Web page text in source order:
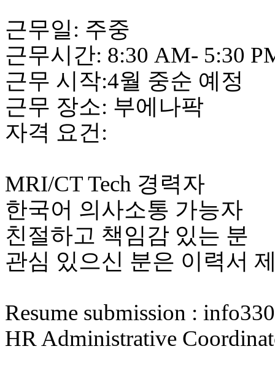
근무일: 주중
근무시간: 8:30 AM- 5:30
근무 시작:4월 중순 예정
근무 장소: 부에나팍
자격 요건:
MRI/CT Tech 경력자
한국어 의사소통 가능자
친절하고 책임감 있는 분
관심 있으신 분은 이력서
Resume submission :
HR Administrative